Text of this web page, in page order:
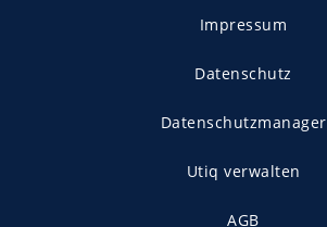
Impressum
Datenschutz
Datenschutzmanager
Utiq verwalten
AGB